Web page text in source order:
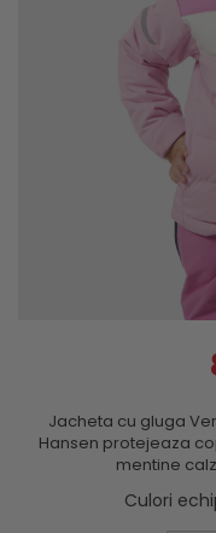
Jacheta cu gluga
Hansen protejeaza
mentine
Culori